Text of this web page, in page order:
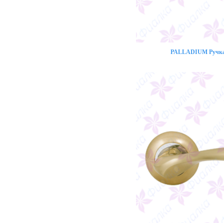
PALLADIUM